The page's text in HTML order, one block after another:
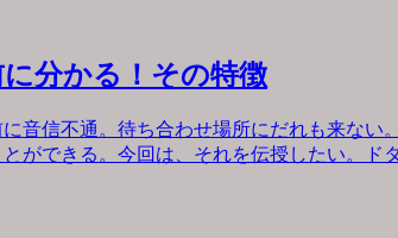
分かる！その特徴
音信不通。待ち合わせ場所にだれも来ない
ができる。今回は、それを伝授したい。ド